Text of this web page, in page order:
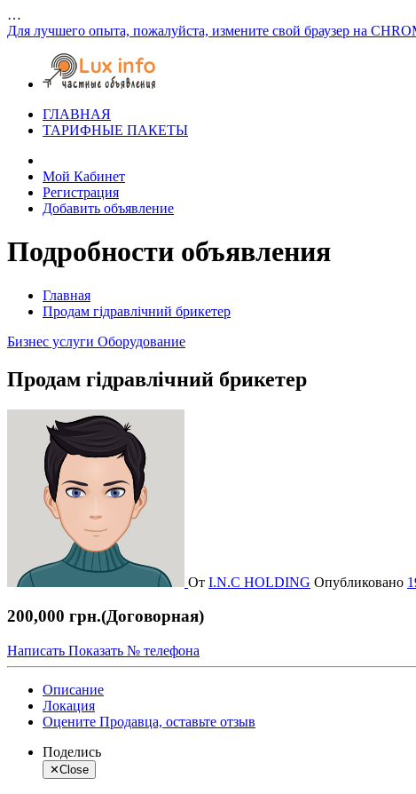
…
Для лучшего опыта, пожалуйста, измените свой браузер на
ГЛАВНАЯ
ТАРИФНЫЕ ПАКЕТЫ
Мой Кабинет
Регистрация
Добавить объявление
Подробности объявления
Главная
Продам гідравлічний брикетер
Бизнес услуги Оборудование
Продам гідравлічний брикетер
От I.N.C HOLDING Опубликовано
200,000 грн.(Договорная)
Написать Показать № телефона
Описание
Локация
Оцените Продавца, оставьте отзыв
Поделись
✕Close